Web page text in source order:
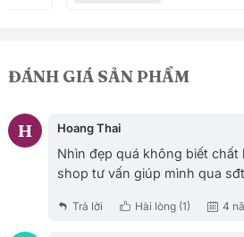
ăn, tuổi kết duyên vợ chồng,
tốt xấu, xem hướng nhà, lựa
ĐÁNH GIÁ SẢN PHẨM
H Hoang Thai
Nhìn đẹp quá không biết chất
shop tư vấn giúp mình qua
Trả lời Hài lòng (1) 4